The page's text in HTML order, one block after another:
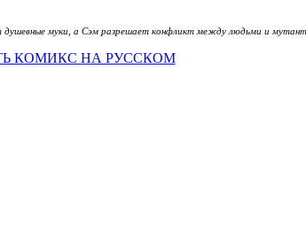
муки, а Сэм разрешает конфликт между людьми и
КОМИКС НА РУССКОМ